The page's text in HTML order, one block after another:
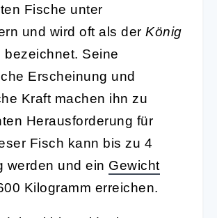
Fische unter
und wird oft als der König
bezeichnet. Seine
Erscheinung und
Kraft machen ihn zu
Herausforderung für
Fisch kann bis zu 4
werden und ein Gewicht
Kilogramm erreichen.